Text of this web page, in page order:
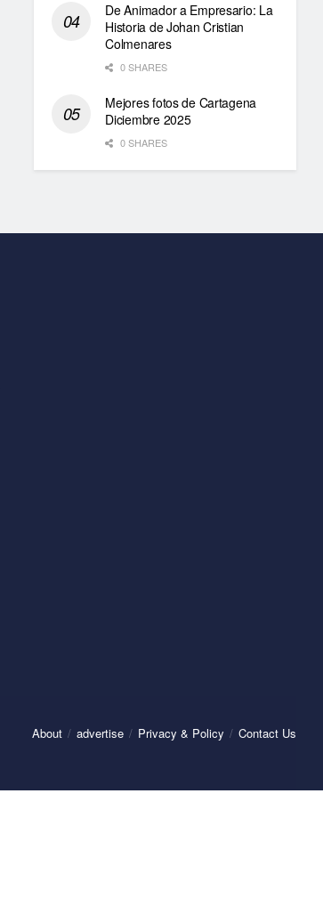
De Animador a Empresario: La
Historia de Johan Cristian
Colmenares
0 SHARES
Mejores fotos de Cartagena
Diciembre 2025
0 SHARES
About advertise Privacy & Policy Contact Us